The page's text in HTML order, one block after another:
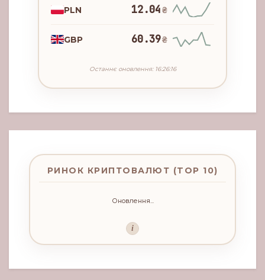
PLN 12.04₴
GBP 60.39₴
Останнє оновлення: 16:26:16
РИНОК КРИПТОВАЛЮТ (TOP 10)
Оновлення...
i